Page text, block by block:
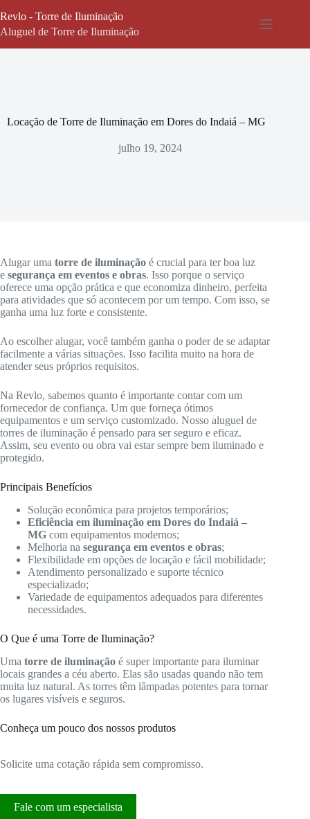
para
o
Revlo - Torre de Iluminação
Aluguel de Torre de Iluminação
Locação de Torre de Iluminação em Dores do Indaiá – MG
julho 19, 2024
Alugar uma torre de iluminação é crucial para ter boa luz
e segurança em eventos e obras. Isso porque o serviço
oferece uma opção prática e que economiza dinheiro, perfeita
para atividades que só acontecem por um tempo. Com isso, se
ganha uma luz forte e consistente.
Ao escolher alugar, você também ganha o poder de se adaptar
facilmente a várias situações. Isso facilita muito na hora de
atender seus próprios requisitos.
Na Revlo, sabemos quanto é importante contar com um
fornecedor de confiança. Um que forneça ótimos
equipamentos e um serviço customizado. Nosso aluguel de
torres de iluminação é pensado para ser seguro e eficaz.
Assim, seu evento ou obra vai estar sempre bem iluminado e
protegido.
Principais Benefícios
Solução econômica para projetos temporários;
Eficiência em iluminação em Dores do Indaiá –
MG com equipamentos modernos;
Melhoria na segurança em eventos e obras;
Flexibilidade em opções de locação e fácil mobilidade;
Atendimento personalizado e suporte técnico
especializado;
Variedade de equipamentos adequados para diferentes
necessidades.
O Que é uma Torre de Iluminação?
Uma torre de iluminação é super importante para iluminar
locais grandes a céu aberto. Elas são usadas quando não tem
muita luz natural. As torres têm lâmpadas potentes para tornar
os lugares visíveis e seguros.
Conheça um pouco dos nossos produtos
Solicite uma cotação rápida sem compromisso.
Fale com um especialista